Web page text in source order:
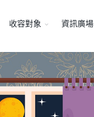
收容對象 資訊廣場